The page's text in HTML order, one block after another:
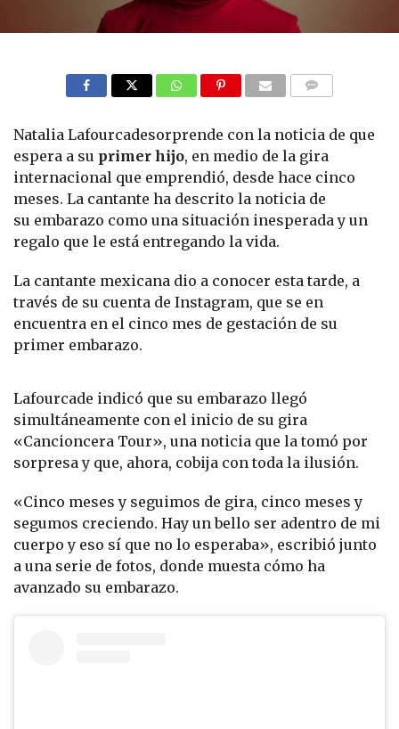
Natalia Lafourcadesorprende con la noticia de que
espera a su primer hijo, en medio de la gira
internacional que emprendió, desde hace cinco
meses. La cantante ha descrito la noticia de
su embarazo como una situación inesperada y un
regalo que le está entregando la vida.
La cantante mexicana dio a conocer esta tarde, a
través de su cuenta de Instagram, que se en
encuentra en el cinco mes de gestación de su
primer embarazo.
Lafourcade indicó que su embarazo llegó
simultáneamente con el inicio de su gira
«Cancioncera Tour», una noticia que la tomó por
sorpresa y que, ahora, cobija con toda la ilusión.
«Cinco meses y seguimos de gira, cinco meses y
segumos creciendo. Hay un bello ser adentro de mi
cuerpo y eso sí que no lo esperaba», escribió junto
a una serie de fotos, donde muesta cómo ha
avanzado su embarazo.